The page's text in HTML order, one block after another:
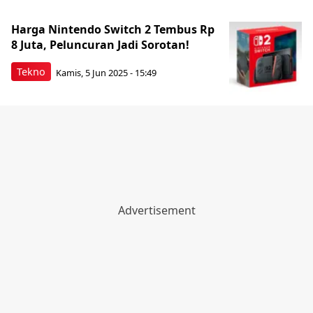
Tekno
Harga Nintendo Switch 2 Tembus Rp
8 Juta, Peluncuran Jadi Sorotan!
Kamis, 5 Jun 2025 - 15:49